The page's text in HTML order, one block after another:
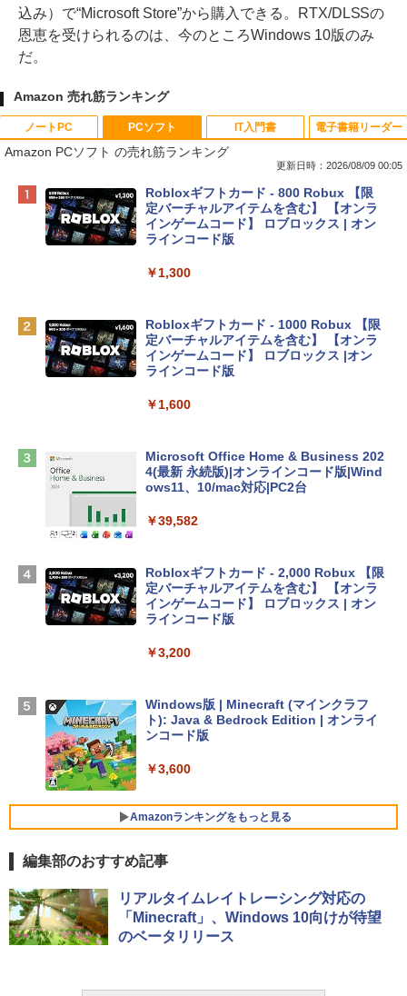
込み）で“Microsoft Store”から購入できる。RTX/DLSSの
恩恵を受けられるのは、今のところWindows 10版のみ
だ。
Amazon 売れ筋ランキング
ノートPC
Apple 2026 MacBook Neo A18 Proチッ
プ搭載13インチノートブック：AIとAppl
e Intelligenceのために設計、Liquid Ret
inaディスプレイ、8GBユニファイドメモ
eTime HDカメラ、Touch ID - インディ
￥137,800
tomtoc 360°保護 15.6 16インチ パソコ
book Lenovo対応
Apple 2026 MacBook Air M5チップ搭載
igence、13.6インチLiquid Retinaディ
レームカメラ、日本語キーボード、Touc
h ID - ミッドナイト
￥224,800
SSD インテル Core 5
￥129,800
Core i5/16GB/SSD 512GB/ホワイト) FM
VWK3E15W_AZ
￥139,880
PCソフト
Amazon PCソフト の売れ筋ランキング
更新日時：2026/08/09 00:05
Robloxギフトカード - 800 Robux 【限
定バーチャルアイテムを含む】 【オンラ
インゲームコード】 ロブロックス | オン
ラインコード版
￥1,300
Robloxギフトカード - 1000 Robux 【限
定バーチャルアイテムを含む】 【オンラ
インゲームコード】 ロブロックス |オン
ラインコード版
￥1,600
Microsoft Office Home & Business 202
4(最新 永続版)|オンラインコード版|Wind
ows11、10/mac対応|PC2台
￥39,582
Robloxギフトカード - 2,000 Robux 【限
定バーチャルアイテムを含む】 【オンラ
インゲームコード】 ロブロックス | オン
ラインコード版
￥3,200
Windows版 | Minecraft (マインクラフ
ト): Java & Bedrock Edition | オンライ
ンコード版
￥3,600
Amazonランキングをもっと見る
IT入門書
生成AIパスポート公式テキスト 第４版
￥1,766
電子書籍リーダー
Amazon Kindle - 目に優しい、かさばら
ない、大きな画面で読みやすい、6週間持
続バッテリー、6インチディスプレイ電子
書籍リーダー、マッチャ、16GB、広告な
￥16,980
編集部のおすすめ記事
リアルタイムレイトレーシング対応の
「Minecraft」、Windows 10向けが待望
のベータリリース